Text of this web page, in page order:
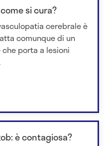
si cura?
cerebrale è
comunque di un
porta a lesioni
è contagiosa?